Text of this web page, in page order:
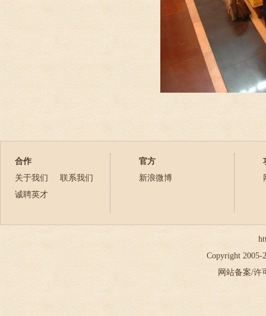
合作
关于我们
联系我们
诚聘英才
官方
新浪微博
Copyright 2005-
网站备案/许